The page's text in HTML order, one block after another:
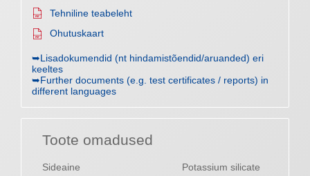
Tehniline teabeleht
Ohutuskaart
➥Lisadokumendid (nt hindamistõendid/aruanded) eri
keeltes
➥Further documents (e.g. test certificates / reports) in
different languages
Toote omadused
Sideaine Potassium silicate